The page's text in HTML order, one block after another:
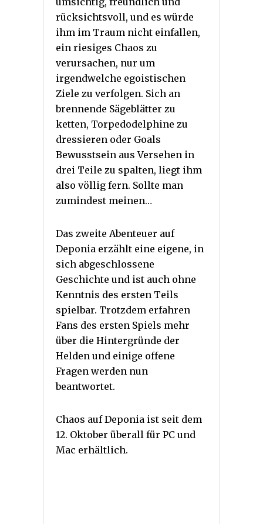
rücksichtsvoll, und es würde
ihm im Traum nicht einfallen,
ein riesiges Chaos zu
verursachen, nur um
irgendwelche egoistischen
Ziele zu verfolgen. Sich an
brennende Sägeblätter zu
ketten, Torpedodelphine zu
dressieren oder Goals
Bewusstsein aus Versehen in
drei Teile zu spalten, liegt ihm
also völlig fern. Sollte man
zumindest meinen…
Das zweite Abenteuer auf
Deponia erzählt eine eigene, in
sich abgeschlossene
Geschichte und ist auch ohne
Kenntnis des ersten Teils
spielbar. Trotzdem erfahren
Fans des ersten Spiels mehr
über die Hintergründe der
Helden und einige offene
Fragen werden nun
beantwortet.
Chaos auf Deponia ist seit dem
12. Oktober überall für PC und
Mac erhältlich.